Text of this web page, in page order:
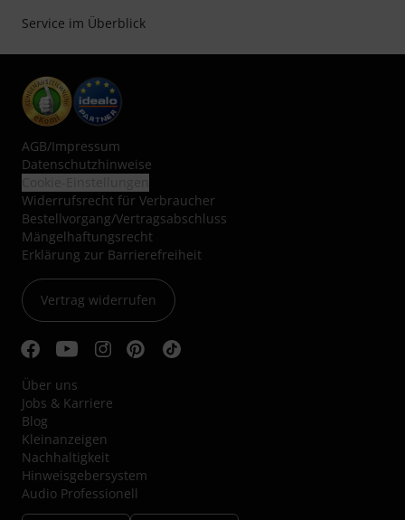
Service im Überblick
AGB/Impressum
Datenschutzhinweise
Widerrufsrecht für Verbraucher
Bestellvorgang/Vertragsabschluss
Mängelhaftungsrecht
Erklärung zur Barrierefreiheit
Vertrag widerrufen
Über uns
Jobs & Karriere
Blog
Kleinanzeigen
Nachhaltigkeit
Hinweisgebersystem
Audio Professionell